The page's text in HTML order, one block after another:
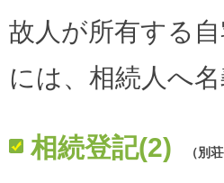
故人が所有する
には、相続人へ
相続登記(2) （別